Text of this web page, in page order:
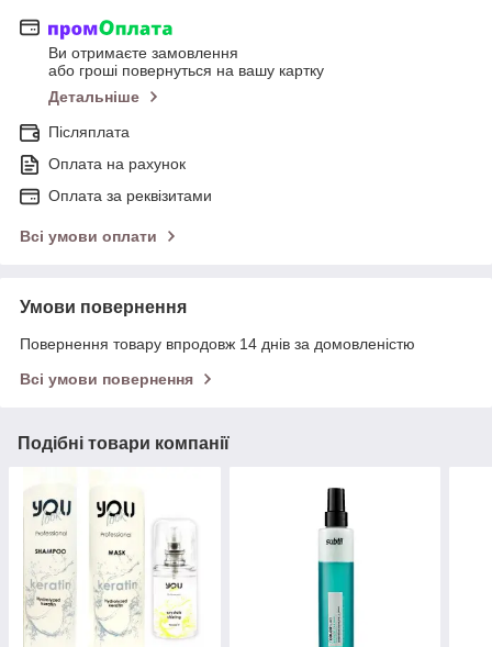
Ви отримаєте замовлення
або гроші повернуться на вашу картку
Детальніше
Післяплата
Оплата на рахунок
Оплата за реквізитами
Всі умови оплати
Умови повернення
Повернення товару впродовж 14 днів за домовленістю
Всі умови повернення
Подібні товари компанії